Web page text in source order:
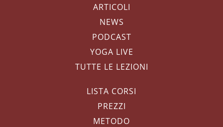
ARTICOLI
NEWS
PODCAST
YOGA LIVE
TUTTE LE LEZIONI
LISTA CORSI
PREZZI
METODO